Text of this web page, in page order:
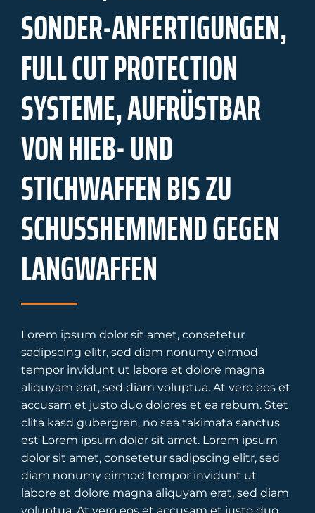
SONDER-ANFERTIGUNGEN,
FULL CUT PROTECTION
SYSTEME, AUFRÜSTBAR
VON HIEB- UND
STICHWAFFEN BIS ZU
SCHUSSHEMMEND GEGEN
LANGWAFFEN
Lorem ipsum dolor sit amet, consetetur
sadipscing elitr, sed diam nonumy eirmod
tempor invidunt ut labore et dolore magna
aliquyam erat, sed diam voluptua. At vero eos et
accusam et justo duo dolores et ea rebum. Stet
clita kasd gubergren, no sea takimata sanctus
est Lorem ipsum dolor sit amet. Lorem ipsum
dolor sit amet, consetetur sadipscing elitr, sed
diam nonumy eirmod tempor invidunt ut
labore et dolore magna aliquyam erat, sed diam